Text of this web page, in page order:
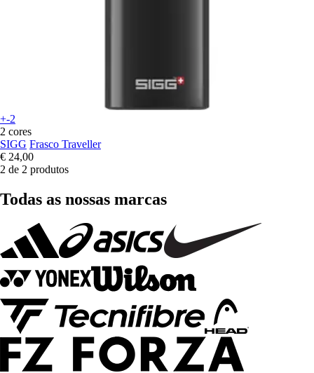
+-2
2 cores
SIGG Frasco Traveller
€ 24,00
2 de 2 produtos
Todas as nossas marcas